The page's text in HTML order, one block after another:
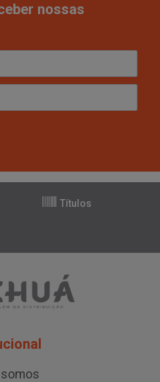
nossas
Títulos